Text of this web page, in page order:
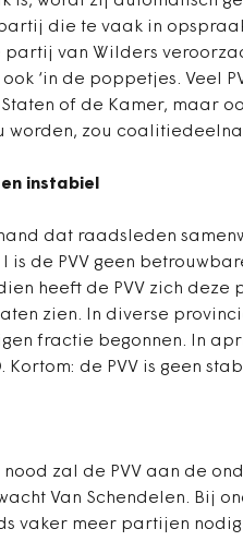
die te vaak in
van Wilders
‘in de poppetjes. Veel
of de Kamer, maar
worden, zou
instabiel
dat raadsleden
I is de PVV geen
heeft de PVV zich
zien. In diverse
fractie begonnen. In
Kortom: de PVV is geen
zal de PVV aan de
Van Schendelen. Bij
vaker meer partijen